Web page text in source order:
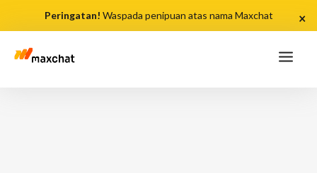
Peringatan! Waspada penipuan atas nama Maxchat ×